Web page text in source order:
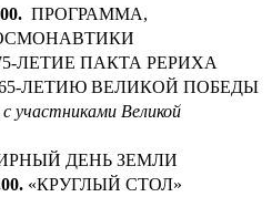
ПРОГРАММА,
ЛЕТИЕ ПАКТА РЕРИХА
ЛЕТИЮ ВЕЛИКОЙ ПОБЕДЫ
участниками Великой
ДЕНЬ ЗЕМЛИ
«КРУГЛЫЙ СТОЛ»